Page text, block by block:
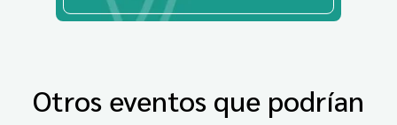
Otros eventos que podrían